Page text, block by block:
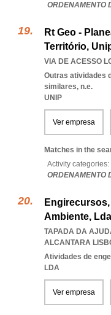
ORDENAMENTO
Rt Geo -
Território,
VIA DE ACESSO
Outras atividades
similares, n.e.
UNIP
Ver empresa
Matches in the
Activity categories:
ORDENAMENTO
Ambiente, Lda
TAPADA DA
ALCANTARA
Atividades de
LDA
Ver empresa